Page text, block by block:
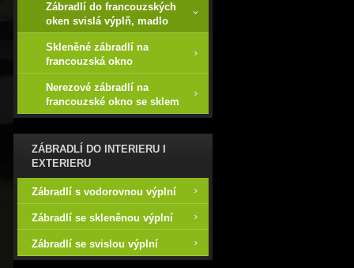
Zábradlí do francouzských
oken svislá výplň, madlo
Skleněné zábradlí na
francouzská okno
Nerezové zábradlí na
francouzské okno se sklem
ZÁBRADLÍ DO INTERIERU I
EXTERIERU
Zábradlí s vodorovnou výplní
Zábradlí se skleněnou výplní
Zábradlí se svislou výplní